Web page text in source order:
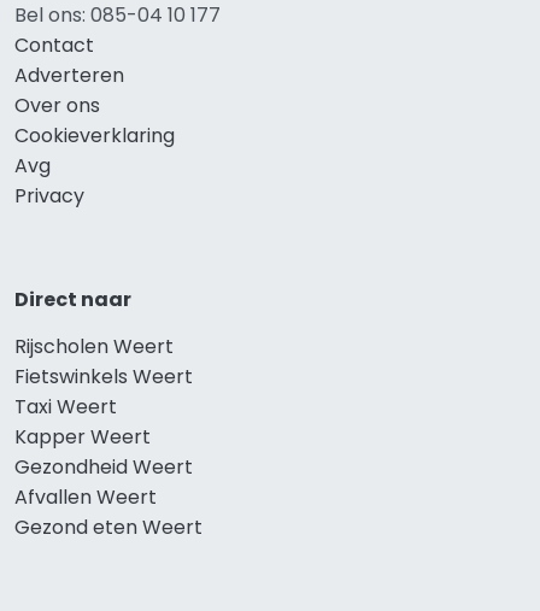
Bel ons: 085-04 10 177
Contact
Adverteren
Over ons
Cookieverklaring
Avg
Privacy
Direct naar
Rijscholen Weert
Fietswinkels Weert
Taxi Weert
Kapper Weert
Gezondheid Weert
Afvallen Weert
Gezond eten Weert